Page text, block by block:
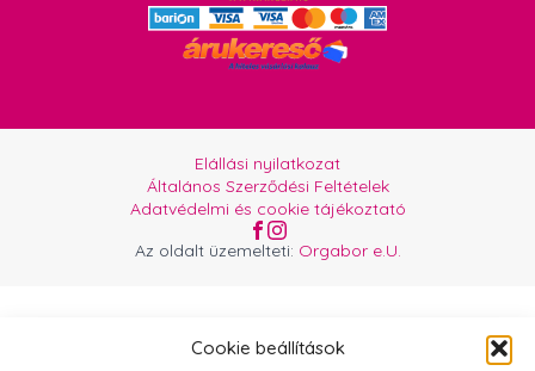
Cookie beállítások
Az oldalt üzemelteti: Orgabor e.U.
Elállási nyilatkozat
Általános Szerződési Feltételek
Adatvédelmi és cookie tájékoztató